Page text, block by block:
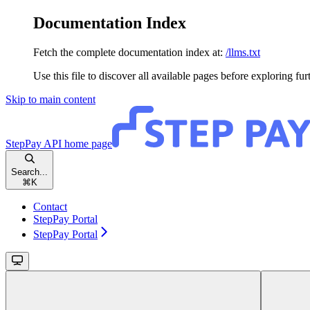
Documentation Index
Fetch the complete documentation index at: /llms.txt
Use this file to discover all available pages before exploring
Skip to main content
StepPay API home page
Search...
⌘ K
Contact
StepPay Portal
StepPay Portal